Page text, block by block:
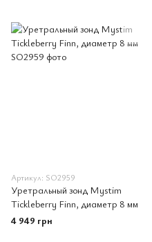
Артикул: SO2959
Уретральный зонд Mystim
Tickleberry Finn, диаметр 8 мм
4 949 грн